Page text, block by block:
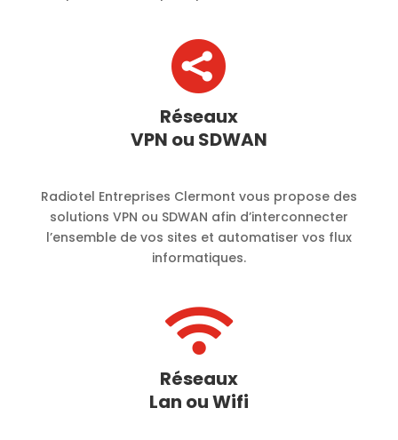

Réseaux
VPN ou SDWAN
Radiotel Entreprises Clermont vous propose des
solutions VPN ou SDWAN afin d’interconnecter
l’ensemble de vos sites et automatiser vos flux
informatiques.

Réseaux
Lan ou Wifi